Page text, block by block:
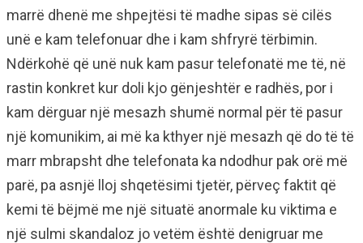
marrë dhenë me shpejtësi të madhe sipas së cilës
unë e kam telefonuar dhe i kam shfryrë tërbimin.
Ndërkohë që unë nuk kam pasur telefonatë me të, në
rastin konkret kur doli kjo gënjeshtër e radhës, por i
kam dërguar një mesazh shumë normal për të pasur
një komunikim, ai më ka kthyer një mesazh që do të të
marr mbrapsht dhe telefonata ka ndodhur pak orë më
parë, pa asnjë lloj shqetësimi tjetër, përveç faktit që
kemi të bëjmë me një situatë anormale ku viktima e
një sulmi skandaloz jo vetëm është denigruar me